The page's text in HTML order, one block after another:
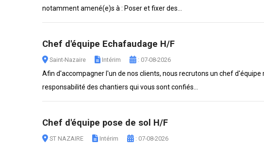
notamment amené(e)s à : Poser et fixer des...
Chef d'équipe Echafaudage H/F
Saint-Nazaire Intérim : 07-08-2026
Afin d'accompagner l'un de nos clients, nous recrutons un chef
responsabilité des chantiers qui vous sont confiés...
Chef d'équipe pose de sol H/F
ST NAZAIRE Intérim : 07-08-2026